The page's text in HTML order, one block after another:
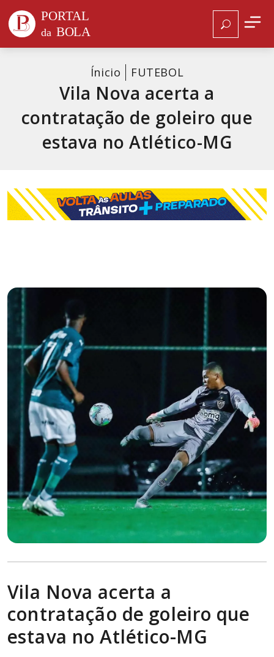
Ínicio FUTEBOL
Vila Nova acerta a
contratação de goleiro que
estava no Atlético-MG
Vila Nova acerta a
contratação de goleiro que
estava no Atlético-MG